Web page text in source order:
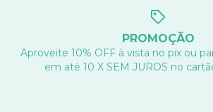
PROMOÇÃO
Aproveite 10% OFF à vista no pix ou
em até 10 X SEM JUROS no